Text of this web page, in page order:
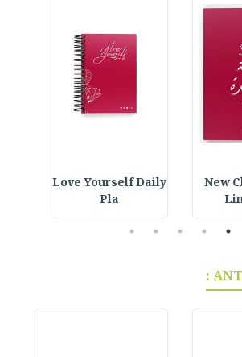
365
Love Yourself Daily
Pla
1
2
3
4
5